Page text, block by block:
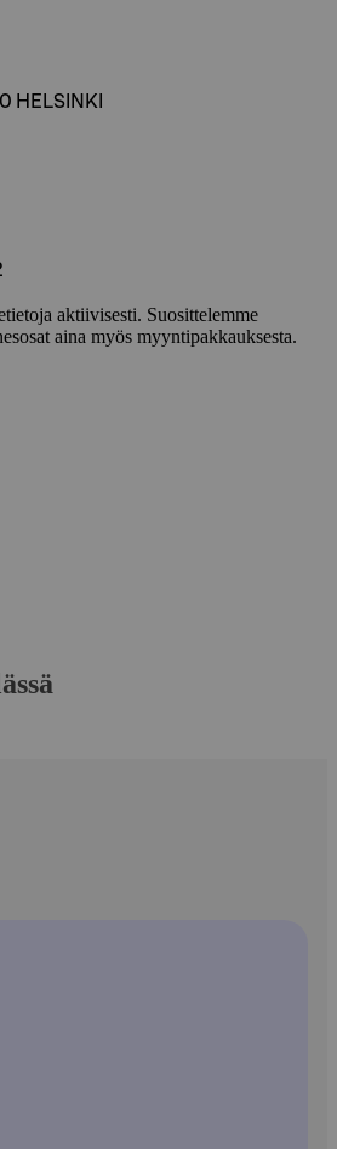
HELSINKI
aktiivisesti. Suosittelemme
aina myös myyntipakkauksesta.